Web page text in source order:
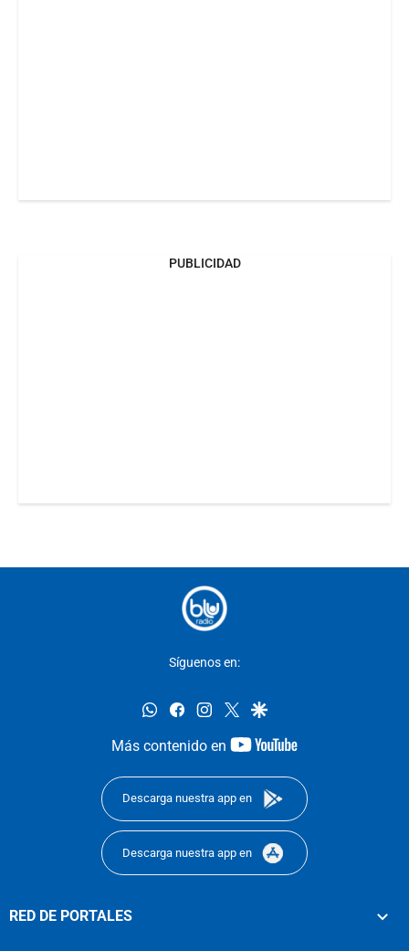
PUBLICIDAD
Síguenos en:
whatsappfacebookinstagram
twittergoogle
Más contenido en
youtube-
Descarga nuestra app en
Descarga nuestra app en
RED DE PORTALES